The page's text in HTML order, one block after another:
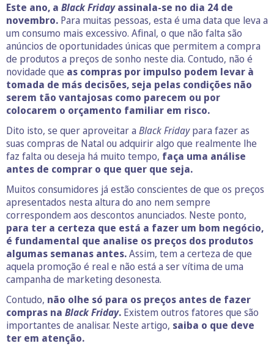
Este ano, a Black Fridayassinala-se no dia 24 de
novembro. Para muitas pessoas, esta é uma data que leva a
um consumo mais excessivo. Afinal, o que não falta são
anúncios de oportunidades únicas que permitem a compra
de produtos a preços de sonho neste dia. Contudo, não é
novidade que as compras por impulso podem levar à
tomada de más decisões, seja pelas condições não
serem tão vantajosas como parecem ou por
colocarem o orçamento familiar em risco.
Dito isto, se quer aproveitar a Black Fridaypara fazer as
suas compras de Natal ou adquirir algo que realmente lhe
faz falta ou deseja há muito tempo, faça uma análise
antes de comprar o que quer que seja.
Muitos consumidores já estão conscientes de que os preços
apresentados nesta altura do ano nem sempre
correspondem aos descontos anunciados. Neste ponto,
para ter a certeza que está a fazer um bom negócio,
é fundamental que analise os preços dos produtos
algumas semanas antes.Assim, tem a certeza de que
aquela promoção é real e não está a ser vítima de uma
campanha de marketing desonesta.
Contudo, não olhe só para os preços antes de fazer
compras na Black Friday. Existem outros fatores que são
importantes de analisar. Neste artigo, saiba o que deve
ter em atenção.